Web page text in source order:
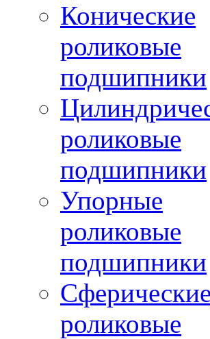
Конические
роликовые
подшипники
роликовые
подшипники
Упорные
роликовые
подшипники
Сферические
роликовые